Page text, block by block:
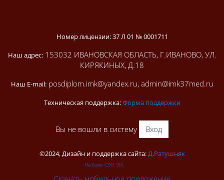
Номер лицензии: 37 Л 01 № 0001711
Наш адрес:153032 ИВАНОВСКАЯ ОБЛАСТЬ, Г.ИВАНОВО, УЛ.
КИРЯКИНЫХ, Д.18
Наш E-mail:posdiplom.imk@yandex.ru, admin@imk37med.ru
Техническая поддержка:Форма поддержки
Вы не вошли в систему Вход
©2024, Дизайн и поддержка сайта:Д.Ратушняк
На базе СЭО 3KL